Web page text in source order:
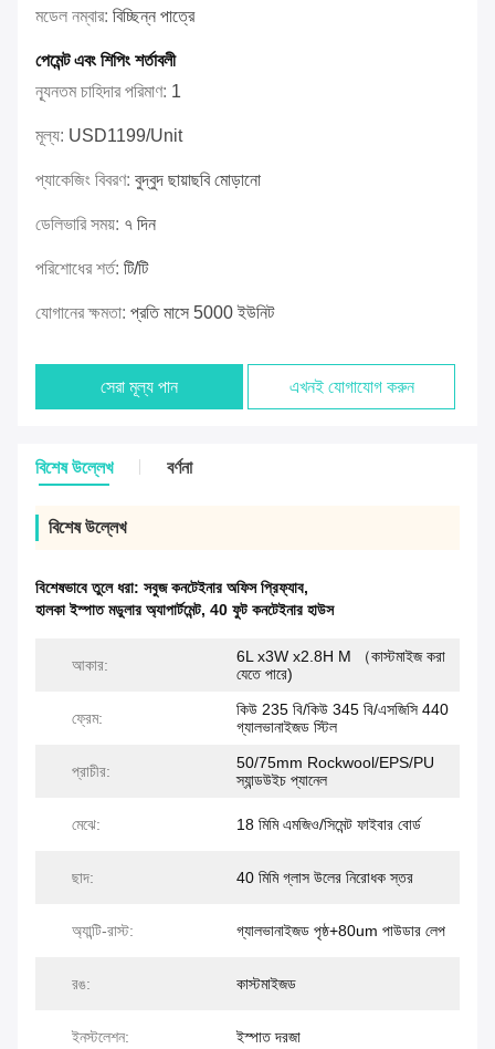
মডেল নম্বার: বিচ্ছিন্ন পাত্রে
পেমেন্ট এবং শিপিং শর্তাবলী
ন্যূনতম চাহিদার পরিমাণ: 1
মূল্য: USD1199/unit
প্যাকেজিং বিবরণ: বুদ্বুদ ছায়াছবি মোড়ানো
ডেলিভারি সময়: ৭ দিন
পরিশোধের শর্ত: টি/টি
যোগানের ক্ষমতা: প্রতি মাসে 5000 ইউনিট
সেরা মূল্য পান এখনই যোগাযোগ করুন
বিশেষ উল্লেখ বর্ণনা
বিশেষ উল্লেখ
বিশেষভাবে তুলে ধরা: সবুজ কনটেইনার অফিস প্রিফ্যাব,
হালকা ইস্পাত মডুলার অ্যাপার্টমেন্ট, 40 ফুট কনটেইনার হাউস
আকার:
6L x3W x2.8H M （কাস্টমাইজ করা
যেতে পারে)
ফ্রেম:
কিউ 235 বি/কিউ 345 বি/এসজিসি 440
গ্যালভানাইজড স্টিল
প্রাচীর:
50/75mm Rockwool/EPS/PU
স্যান্ডউইচ প্যানেল
মেঝে: 18 মিমি এমজিও/সিমেন্ট ফাইবার বোর্ড
ছাদ: 40 মিমি গ্লাস উলের নিরোধক স্তর
অ্যান্টি-রাস্ট: গ্যালভানাইজড পৃষ্ঠ+80um পাউডার লেপ
রঙ: কাস্টমাইজড
ইনস্টলেশন: ইস্পাত দরজা